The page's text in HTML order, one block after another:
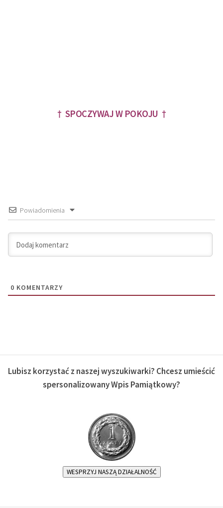
† SPOCZYWAJ W POKOJU †
Powiadomienia
0 KOMENTARZY
Lubisz korzystać z naszej wyszukiwarki? Chcesz umieścić
spersonalizowany Wpis Pamiątkowy?
WESPRZYJ NASZĄ DZIAŁALNOŚĆ